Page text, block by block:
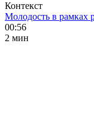
Контекст
Молодость в рамках
00:56
2 мин